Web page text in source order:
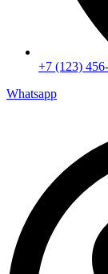
+7 (123)
Whatsapp